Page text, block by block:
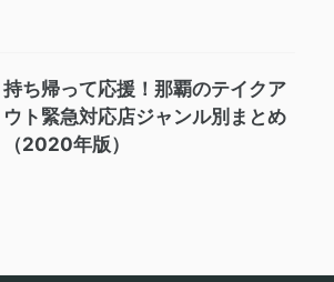
持ち帰って応援！那覇のテイクア
ウト緊急対応店ジャンル別まとめ
（2020年版）